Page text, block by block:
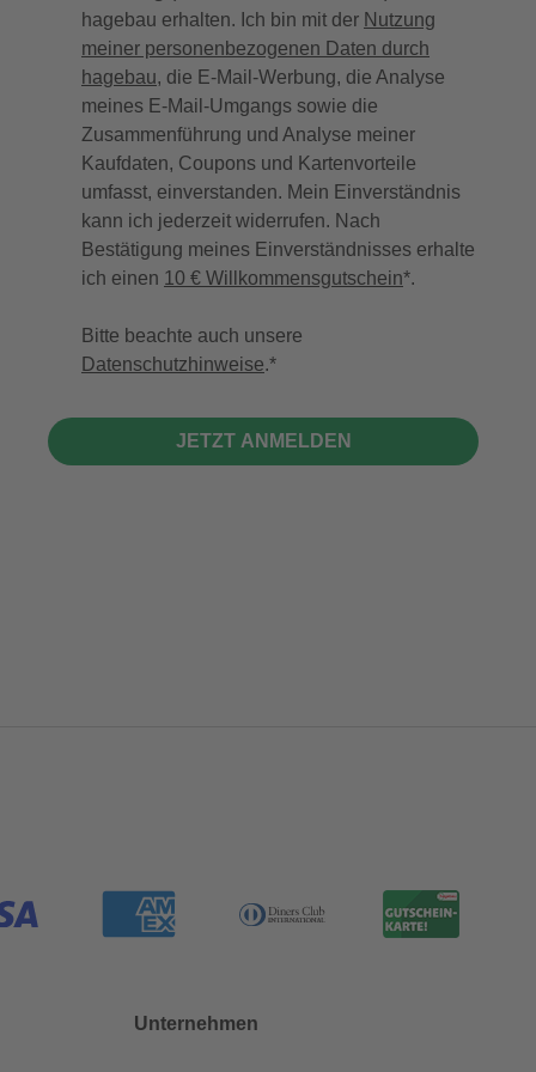
hagebau erhalten. Ich bin mit der Nutzung
meiner personenbezogenen Daten durch
hagebau, die E-Mail-Werbung, die Analyse
meines E-Mail-Umgangs sowie die
Zusammenführung und Analyse meiner
Kaufdaten, Coupons und Kartenvorteile
umfasst, einverstanden. Mein Einverständnis
kann ich jederzeit widerrufen. Nach
Bestätigung meines Einverständnisses erhalte
ich einen 10 € Willkommensgutschein*.
Bitte beachte auch unsere
Datenschutzhinweise.
JETZT ANMELDEN
Unternehmen